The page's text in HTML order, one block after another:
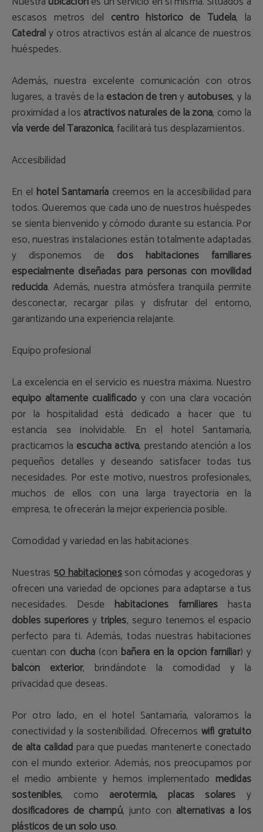
escasos metros del centro histórico de Tudela, la
Catedraly otros atractivos están al alcance de nuestros
huéspedes.
Además, nuestra excelente comunicación con otros
lugares, a través de la estación de treny autobuses, y la
proximidad a los atractivos naturales de la zona, como la
vía verde del Tarazonica, facilitará tus desplazamientos.
Accesibilidad
En el hotel Santamaría creemos en la accesibilidad para
todos. Queremos que cada uno de nuestros huéspedes
se sienta bienvenido y cómodo durante su estancia. Por
eso, nuestras instalaciones están totalmente adaptadas
y disponemos de dos habitaciones familiares
especialmente diseñadas para personas con movilidad
reducida. Además, nuestra atmósfera tranquila permite
desconectar, recargar pilas y disfrutar del entorno,
garantizando una experiencia relajante.
Equipo profesional
La excelencia en el servicio es nuestra máxima. Nuestro
equipo altamente cualificado y con una clara vocación
por la hospitalidad está dedicado a hacer que tu
estancia sea inolvidable. En el hotel Santamaría,
practicamos la escucha activa, prestando atención a los
pequeños detalles y deseando satisfacer todas tus
necesidades. Por este motivo, nuestros profesionales,
muchos de ellos con una larga trayectoria en la
empresa, te ofrecerán la mejor experiencia posible.
Comodidad y variedad en las habitaciones
Nuestras 50 habitacionesson cómodas y acogedoras y
ofrecen una variedad de opciones para adaptarse a tus
necesidades. Desdehabitaciones familiares hasta
dobles superiores ytriples, seguro tenemos el espacio
perfecto para ti. Además, todas nuestras habitaciones
cuentan con ducha (con bañera en la opción familiar) y
balcón exterior, brindándote la comodidad y la
privacidad que deseas.
Por otro lado, en el hotel Santamaría, valoramos la
conectividad y la sostenibilidad. Ofrecemos wifi gratuito
de alta calidad para que puedas mantenerte conectado
con el mundo exterior. Además, nos preocupamos por
el medio ambiente y hemos implementado medidas
sostenibles, como aerotermia, placas solares y
dosificadores de champú, junto con alternativas a los
plásticos de un solo uso.